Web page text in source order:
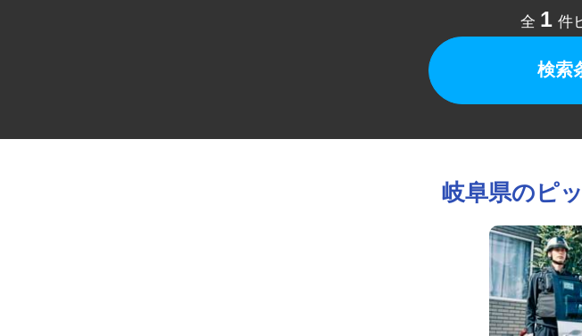
全1件
検
岐阜県のピ